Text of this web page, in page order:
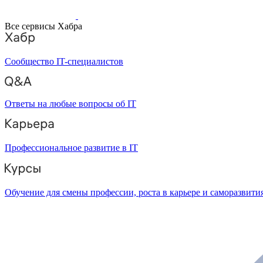
Все сервисы Хабра
Сообщество IT-специалистов
Ответы на любые вопросы об IT
Профессиональное развитие в IT
Обучение для смены профессии, роста в карьере и